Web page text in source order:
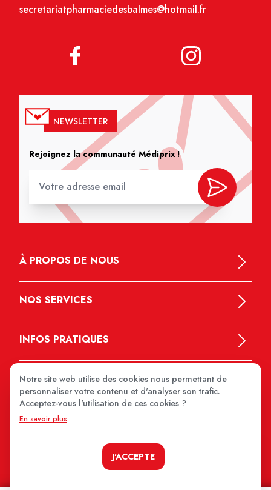
secretariatpharmaciedesbalmes@hotmail.fr
NEWSLETTER
Rejoignez la communauté Médiprix !
À PROPOS DE NOUS
NOS SERVICES
INFOS PRATIQUES
Notre site web utilise des cookies nous permettant de
personnaliser votre contenu et d'analyser son trafic.
Acceptez-vous l'utilisation de ces cookies ?
En savoir plus
J'ACCEPTE